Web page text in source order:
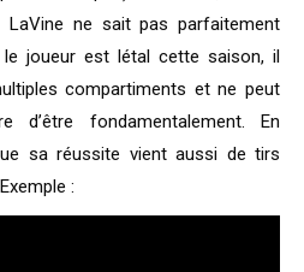
ne sait pas parfaitement
joueur est létal cette saison, il
compartiments et ne peut
d’être fondamentalement. En
sa réussite vient aussi de tirs
: